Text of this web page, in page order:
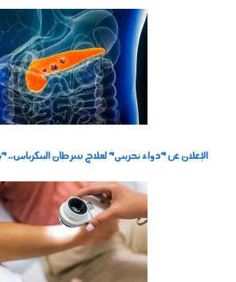
الإعلان عن "دواء تجريبي" لعلاج سرطان البنكرياس..